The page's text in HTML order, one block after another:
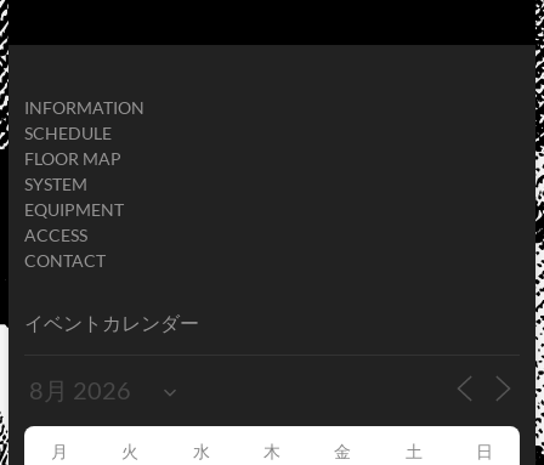
INFORMATION
SCHEDULE
FLOOR MAP
SYSTEM
EQUIPMENT
ACCESS
CONTACT
イベントカレンダー
月 火 水 木 金 土 日